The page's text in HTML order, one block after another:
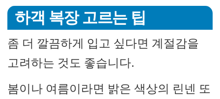
하객 복장 고르는 팁
좀 더 깔끔하게 입고 싶다면 계절감을
고려하는 것도 좋습니다.
봄이나 여름이라면 밝은 색상의 린넨 또